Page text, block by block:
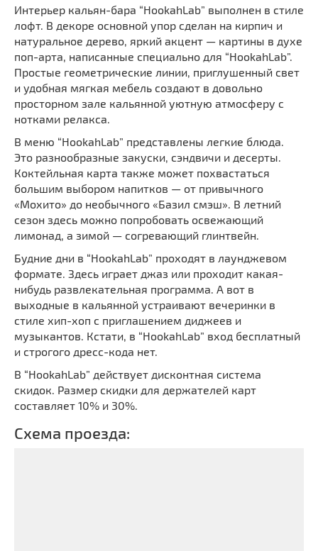
Интерьер кальян-бара “HookahLab” выполнен в стиле
лофт. В декоре основной упор сделан на кирпич и
натуральное дерево, яркий акцент — картины в духе
поп-арта, написанные специально для “HookahLab”.
Простые геометрические линии, приглушенный свет
и удобная мягкая мебель создают в довольно
просторном зале кальянной уютную атмосферу с
нотками релакса.
В меню “HookahLab” представлены легкие блюда.
Это разнообразные закуски, сэндвичи и десерты.
Коктейльная карта также может похвастаться
большим выбором напитков — от привычного
«Мохито» до необычного «Базил смэш». В летний
сезон здесь можно попробовать освежающий
лимонад, а зимой — согревающий глинтвейн.
Будние дни в “HookahLab” проходят в лаунджевом
формате. Здесь играет джаз или проходит какая-
нибудь развлекательная программа. А вот в
выходные в кальянной устраивают вечеринки в
стиле хип-хоп с приглашением диджеев и
музыкантов. Кстати, в “HookahLab” вход бесплатный
и строгого дресс-кода нет.
В “HookahLab” действует дисконтная система
скидок. Размер скидки для держателей карт
составляет 10% и 30%.
Схема проезда: